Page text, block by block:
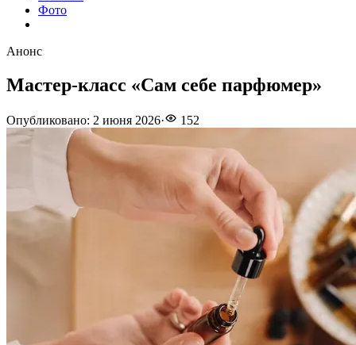
Фото
Анонс
Мастер-класс «Сам себе парфюмер»
Опубликовано: 2 июня 2026· 152